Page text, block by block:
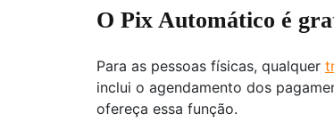
O Pix Automático é
Para as pessoas físicas, qualquer
inclui o agendamento dos
ofereça essa função.